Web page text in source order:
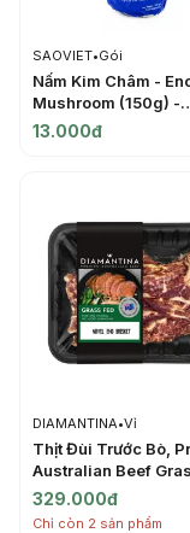
SAOVIET•Gói
Nấm Kim Châm -
Mushroom (150g) -
SAOVIET
13.000đ
DIAMANTINA•Vỉ
Thịt Đùi Trước Bò,
Australian Beef
Navel End Brisket
DIAMANTINA
329.000đ
Chỉ còn 2 sản phẩm